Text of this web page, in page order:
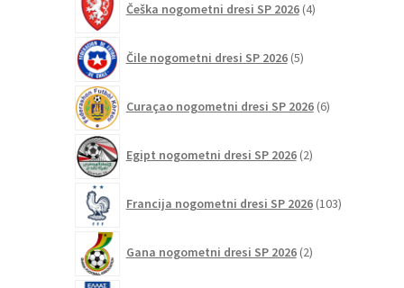
Češka nogometni dresi SP 2026 4izdelki
Čile nogometni dresi SP 2026 5izdelkov
Curaçao nogometni dresi SP 2026 6izdelkov
Egipt nogometni dresi SP 2026 2izdelka
Francija nogometni dresi SP 2026 103izdelki
Gana nogometni dresi SP 2026 2izdelka